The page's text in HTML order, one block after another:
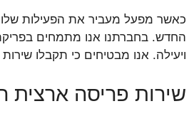
כאשר מפעל מעביר את הפעילות
החדש. בחברתנו אנו מתמחים
ויעילה. אנו מבטיחים כי תקבלו
שירות פריסה ארצית